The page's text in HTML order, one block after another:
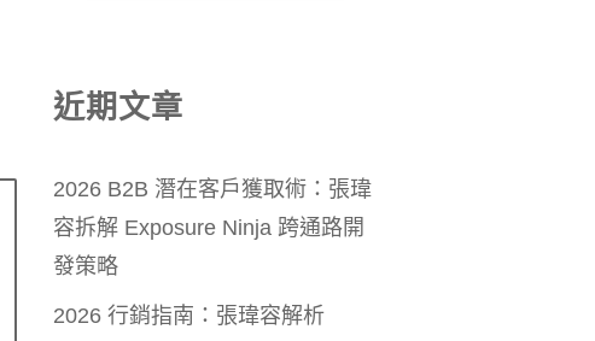
近期文章
2026 B2B 潛在客戶獲取術：張瑋
容拆解 Exposure Ninja 跨通路開
發策略
2026 行銷指南：張瑋容解析